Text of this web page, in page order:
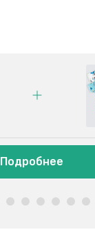
Подробнее